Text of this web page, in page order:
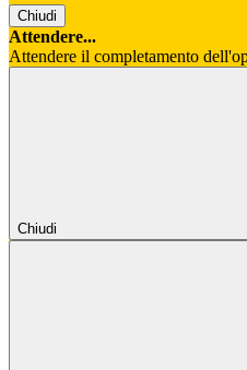
Chiudi
Attendere...
Attendere il completamento
Chiudi